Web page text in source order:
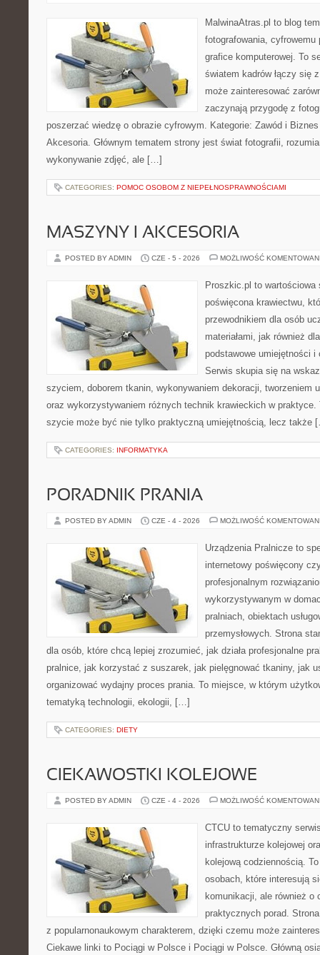
MalwinaAtras.pl to blog
fotografowania, cyfrowemu
grafice komputerowej. To
światem kadrów łączy się
może zainteresować
zaczynają przygodę z
poszerzać wiedzę o obrazie cyfrowym. Kategorie: Zawód i
Akcesoria. Głównym tematem strony jest świat fotografii,
wykonywanie zdjęć, ale […]
CATEGORIES: POMOC OSOBOM Z NIEPEŁNOSPRAWNOŚCIAMI
MASZYNY I AKCESORIA
POSTED BY ADMIN CZE - 5 - 2026 MOŻLIWOŚĆ
Proszkic.pl to wartościowa
poświęcona krawiectwu,
przewodnikiem dla osób
materiałami, jak również
podstawowe umiejętności
Serwis skupia się na
szyciem, doborem tkanin, wykonywaniem dekoracji, tworzeniem
oraz wykorzystywaniem różnych technik krawieckich w
szycie może być nie tylko praktyczną umiejętnością, lecz także
CATEGORIES: INFORMATYKA
PORADNIK PRANIA
POSTED BY ADMIN CZE - 4 - 2026 MOŻLIWOŚĆ
Urządzenia Pralnicze to
internetowy poświęcony
profesjonalnym
wykorzystywanym w
pralniach, obiektach
przemysłowych. Strona
dla osób, które chcą lepiej zrozumieć, jak działa profesjonalne
pralnice, jak korzystać z suszarek, jak pielęgnować tkaniny, jak
organizować wydajny proces prania. To miejsce, w którym
tematyką technologii, ekologii, […]
CATEGORIES: DIETY
CIEKAWOSTKI KOLEJOWE
POSTED BY ADMIN CZE - 4 - 2026 MOŻLIWOŚĆ
CTCU to tematyczny
infrastrukturze kolejowej
kolejową codziennością.
osobach, które interesują
komunikacji, ale również
praktycznych porad.
z popularnonaukowym charakterem, dzięki czemu może
Ciekawe linki to Pociągi w Polsce i Pociągi w Polsce. Główną